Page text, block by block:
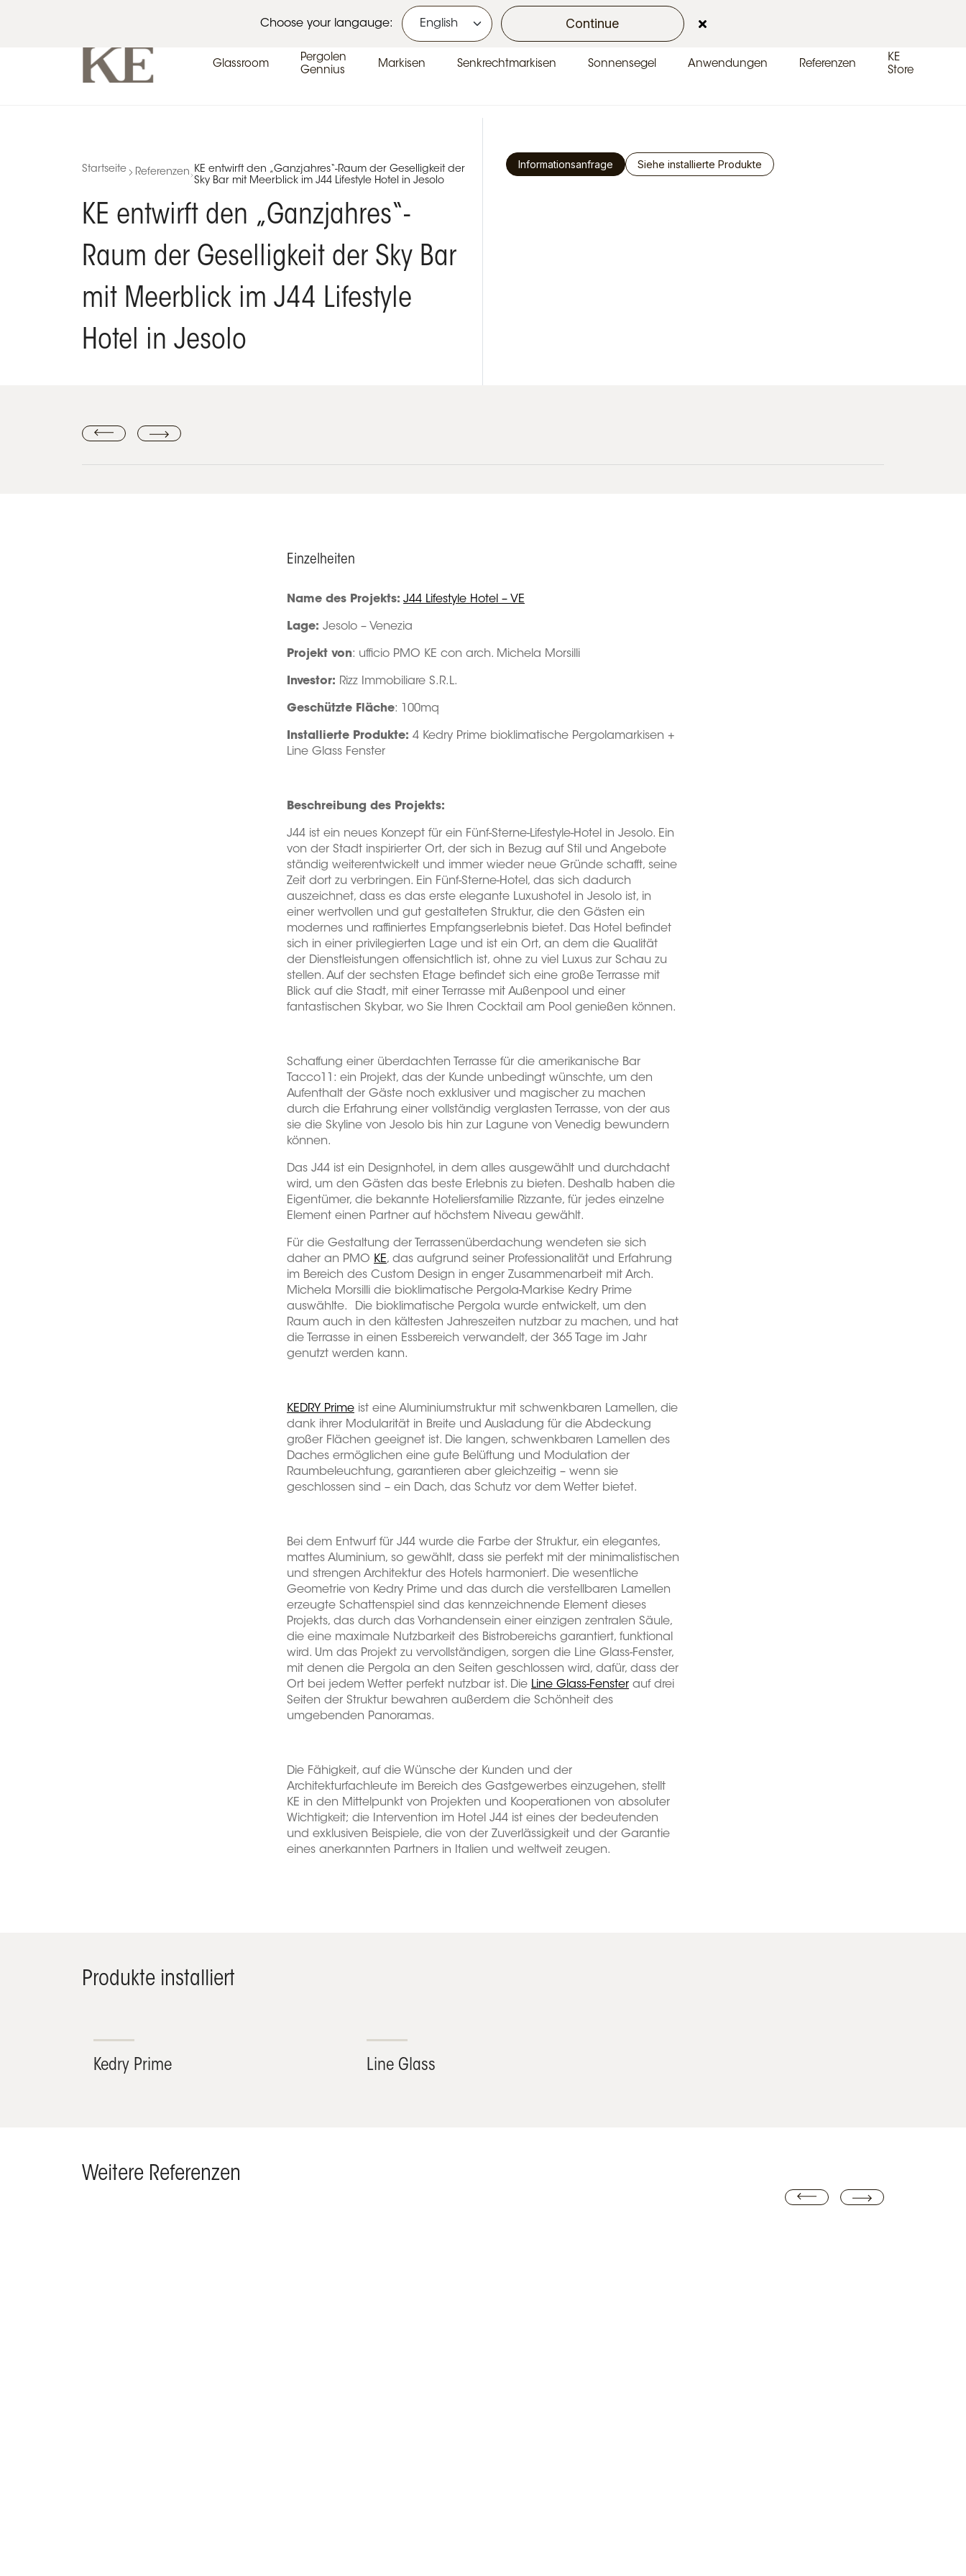
Choose your langauge: Continue
Kontakt
Glassroom
Pergolen
Gennius
Markisen Senkrechtmarkisen Sonnensegel Anwendungen Referenzen
KE
Store
Startseite Referenzen KE entwirft den „Ganzjahres“-Raum der Geselligkeit der
Sky Bar mit Meerblick im J44 Lifestyle Hotel in Jesolo
KE entwirft den „Ganzjahres“-
Raum der Geselligkeit der Sky Bar
mit Meerblick im J44 Lifestyle
Hotel in Jesolo
Informationsanfrage Siehe installierte Produkte
Einzelheiten
Name des Projekts: J44 Lifestyle Hotel – VE
Lage: Jesolo – Venezia
Projekt von: ufficio PMO KE con arch. Michela Morsilli
Investor: Rizz Immobiliare S.R.L.
Geschützte Fläche: 100mq
Installierte Produkte: 4 Kedry Prime bioklimatische Pergolamarkisen +
Line Glass Fenster
Beschreibung des Projekts:
J44 ist ein neues Konzept für ein Fünf-Sterne-Lifestyle-Hotel in Jesolo. Ein
von der Stadt inspirierter Ort, der sich in Bezug auf Stil und Angebote
ständig weiterentwickelt und immer wieder neue Gründe schafft, seine
Zeit dort zu verbringen. Ein Fünf-Sterne-Hotel, das sich dadurch
auszeichnet, dass es das erste elegante Luxushotel in Jesolo ist, in
einer wertvollen und gut gestalteten Struktur, die den Gästen ein
modernes und raffiniertes Empfangserlebnis bietet. Das Hotel befindet
sich in einer privilegierten Lage und ist ein Ort, an dem die Qualität
der Dienstleistungen offensichtlich ist, ohne zu viel Luxus zur Schau zu
stellen. Auf der sechsten Etage befindet sich eine große Terrasse mit
Blick auf die Stadt, mit einer Terrasse mit Außenpool und einer
fantastischen Skybar, wo Sie Ihren Cocktail am Pool genießen können.
Schaffung einer überdachten Terrasse für die amerikanische Bar
Tacco11: ein Projekt, das der Kunde unbedingt wünschte, um den
Aufenthalt der Gäste noch exklusiver und magischer zu machen
durch die Erfahrung einer vollständig verglasten Terrasse, von der aus
sie die Skyline von Jesolo bis hin zur Lagune von Venedig bewundern
können.
Das J44 ist ein Designhotel, in dem alles ausgewählt und durchdacht
wird, um den Gästen das beste Erlebnis zu bieten. Deshalb haben die
Eigentümer, die bekannte Hoteliersfamilie Rizzante, für jedes einzelne
Element einen Partner auf höchstem Niveau gewählt.
Für die Gestaltung der Terrassenüberdachung wendeten sie sich
daher an PMO KE, das aufgrund seiner Professionalität und Erfahrung
im Bereich des Custom Design in enger Zusammenarbeit mit Arch.
Michela Morsilli die bioklimatische Pergola-Markise Kedry Prime
auswählte. Die bioklimatische Pergola wurde entwickelt, um den
Raum auch in den kältesten Jahreszeiten nutzbar zu machen, und hat
die Terrasse in einen Essbereich verwandelt, der 365 Tage im Jahr
genutzt werden kann.
KEDRY Prime ist eine Aluminiumstruktur mit schwenkbaren Lamellen, die
dank ihrer Modularität in Breite und Ausladung für die Abdeckung
großer Flächen geeignet ist. Die langen, schwenkbaren Lamellen des
Daches ermöglichen eine gute Belüftung und Modulation der
Raumbeleuchtung, garantieren aber gleichzeitig – wenn sie
geschlossen sind – ein Dach, das Schutz vor dem Wetter bietet.
Bei dem Entwurf für J44 wurde die Farbe der Struktur, ein elegantes,
mattes Aluminium, so gewählt, dass sie perfekt mit der minimalistischen
und strengen Architektur des Hotels harmoniert. Die wesentliche
Geometrie von Kedry Prime und das durch die verstellbaren Lamellen
erzeugte Schattenspiel sind das kennzeichnende Element dieses
Projekts, das durch das Vorhandensein einer einzigen zentralen Säule,
die eine maximale Nutzbarkeit des Bistrobereichs garantiert, funktional
wird. Um das Projekt zu vervollständigen, sorgen die Line Glass-Fenster,
mit denen die Pergola an den Seiten geschlossen wird, dafür, dass der
Ort bei jedem Wetter perfekt nutzbar ist. Die Line Glass-Fenster auf drei
Seiten der Struktur bewahren außerdem die Schönheit des
umgebenden Panoramas.
Die Fähigkeit, auf die Wünsche der Kunden und der
Architekturfachleute im Bereich des Gastgewerbes einzugehen, stellt
KE in den Mittelpunkt von Projekten und Kooperationen von absoluter
Wichtigkeit; die Intervention im Hotel J44 ist eines der bedeutenden
und exklusiven Beispiele, die von der Zuverlässigkeit und der Garantie
eines anerkannten Partners in Italien und weltweit zeugen.
Produkte installiert
Kedry Prime Line Glass
Weitere Referenzen